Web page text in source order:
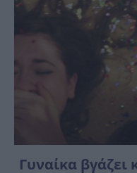
Γυναίκα βγάζει